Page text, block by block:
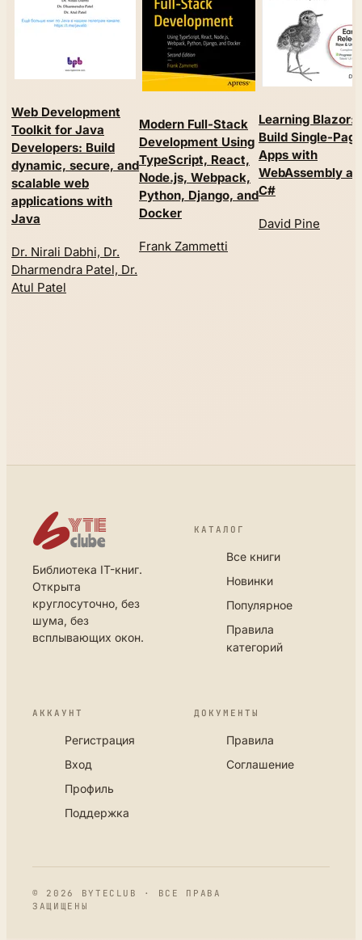
Web Development
Toolkit for Java
Developers: Build
dynamic, secure, and
scalable web
applications with
Java
Dr. Nirali Dabhi, Dr.
Dharmendra Patel, Dr.
Atul Patel
Modern Full-Stack
Development Using
TypeScript, React,
Node.js, Webpack,
Python, Django, and
Docker
Frank Zammetti
Learning Blazor:
Build Single-Page
Apps with
WebAssembly
C#
David Pine
Библиотека IT-книг.
Открыта
круглосуточно, без
шума, без
всплывающих окон.
КАТАЛОГ
Все книги
Новинки
Популярное
Правила
категорий
АККАУНТ
Регистрация
Вход
Профиль
Поддержка
ДОКУМЕНТЫ
Правила
Соглашение
© 2026 BYTECLUB · ВСЕ ПРАВА
ЗАЩИЩЕНЫ